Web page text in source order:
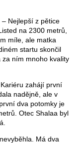
– Nejlepší z pětice
na 2300 metrů,
míle, ale matka
startu skončil
ním mnoho kvality
zahájí první
nadějně, ale v
dva potomky je
Otec Shalaa byl
Má dva